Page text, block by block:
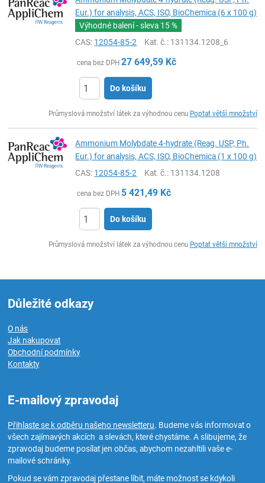
Eur.) for analysis, ACS, ISO, BioChemica (6 x 100 g)
Výhodné balení - sleva 15 %
CAS: 12054-85-2 Kat. č.: 131134.1208_6
cena bez DPH 27 649,59 Kč
Do košíku
Průmyslová množství látek za výhodnou cenu Poptat větší množství
Ammonium Molybdate 4-hydrate (Reag. USP, Ph.
Eur.) for analysis, ACS, ISO, BioChemica (1 x 100 g)
CAS: 12054-85-2 Kat. č.: 131134.1208
cena bez DPH 5 421,49 Kč
Do košíku
Průmyslová množství látek za výhodnou cenu Poptat větší množství
Důležité odkazy
O nás
Jak nakupovat
Obchodní podmínky
Kontakty
E-mailový zpravodaj
Přihlaste se k odběru našeho newsletteru. Budeme vás informovat o
všech zajímavých akcích a slevách, které chystáme. A slibujeme, že
zpravodaj budeme posílat jen občas, abychom nezahltili vaše e-
mailové schránky.
Pokud se vám zpravodaj přestane líbit, máte možnost se kdykoli